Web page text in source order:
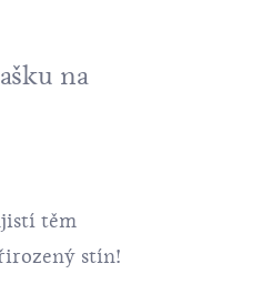
na
těm
stín!